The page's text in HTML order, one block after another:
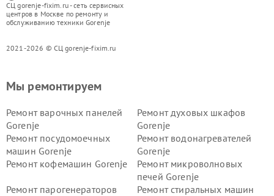
СЦ gorenje-fixim.ru - сеть сервисных
центров в Москве по ремонту и
обслуживанию техники Gorenje
2021-2026 © СЦ gorenje-fixim.ru
Мы ремонтируем
Ремонт варочных панелей
Gorenje
Ремонт духовых шкафов
Gorenje
Ремонт посудомоечных
машин Gorenje
Ремонт водонагревателей
Gorenje
Ремонт кофемашин Gorenje
Ремонт микроволновых
печей Gorenje
Ремонт парогенераторов
Ремонт стиральных машин